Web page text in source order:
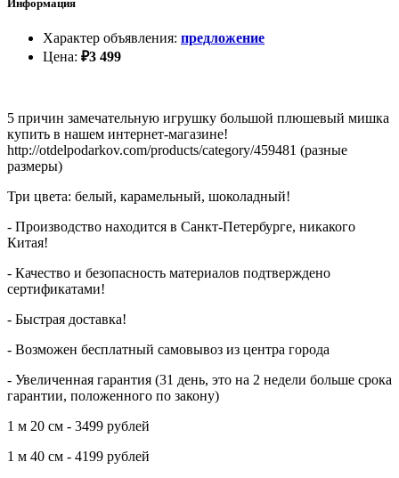
Информация
Характер объявления: предложение
Цена: ₽3 499
5 причин замечательную игрушку большой плюшевый мишка
купить в нашем интернет-магазине!
http://otdelpodarkov.com/products/category/459481 (разные
размеры)
Три цвета: белый, карамельный, шоколадный!
- Производство находится в Санкт-Петербурге, никакого
Китая!
- Качество и безопасность материалов подтверждено
сертификатами!
- Быстрая доставка!
- Возможен бесплатный самовывоз из центра города
- Увеличенная гарантия (31 день, это на 2 недели больше срока
гарантии, положенного по закону)
1 м 20 см - 3499 рублей
1 м 40 см - 4199 рублей